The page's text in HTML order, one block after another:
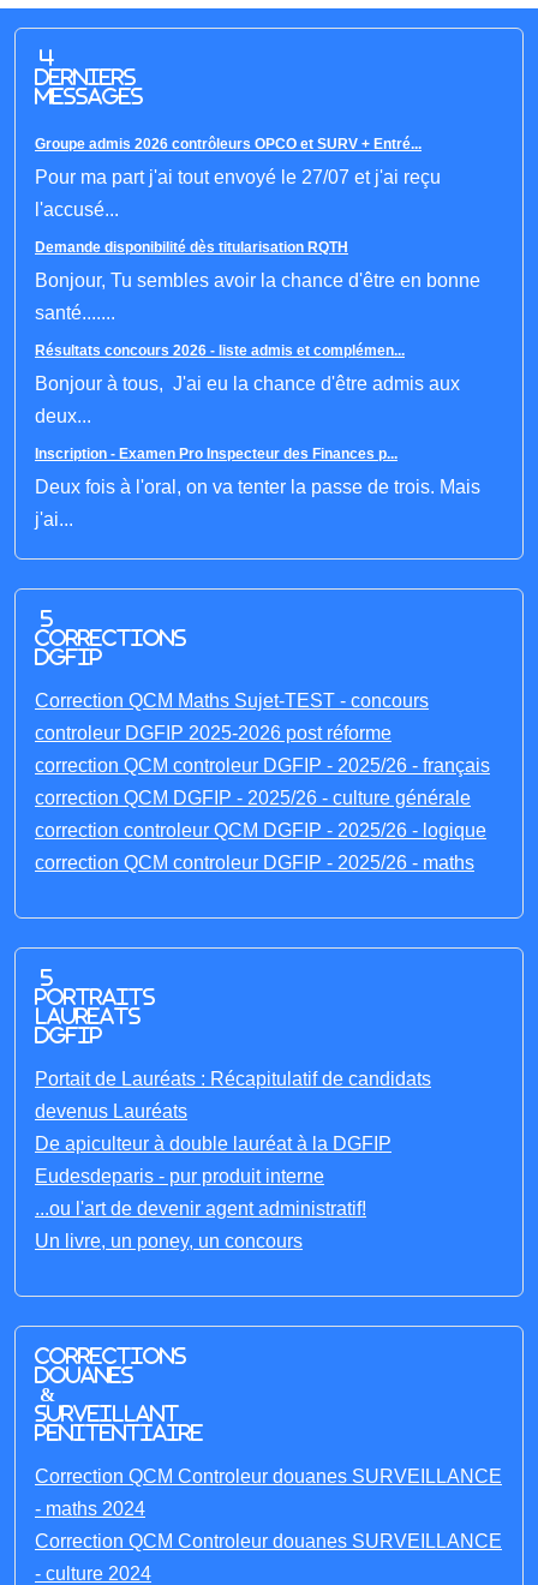
4
derniers
messages
Groupe admis 2026 contrôleurs OPCO et SURV + Entré...
Pour ma part j'ai tout envoyé le 27/07 et j'ai reçu
l'accusé...
Demande disponibilité dès titularisation RQTH
Bonjour, Tu sembles avoir la chance d'être en bonne
santé.......
Résultats concours 2026 - liste admis et complémen...
Bonjour à tous, J'ai eu la chance d'être admis aux
deux...
Inscription - Examen Pro Inspecteur des Finances p...
Deux fois à l'oral, on va tenter la passe de trois. Mais
j'ai...
5
corrections
DGFIP
Correction QCM Maths Sujet-TEST - concours
controleur DGFIP 2025-2026 post réforme
correction QCM controleur DGFIP - 2025/26 - français
correction QCM DGFIP - 2025/26 - culture générale
correction controleur QCM DGFIP - 2025/26 - logique
correction QCM controleur DGFIP - 2025/26 - maths
5
portraits
laureats
DGFIP
Portait de Lauréats : Récapitulatif de candidats
devenus Lauréats
De apiculteur à double lauréat à la DGFIP
Eudesdeparis - pur produit interne
...ou l'art de devenir agent administratif!
Un livre, un poney, un concours
Corrections
Douanes
&
Surveillant
penitentiaire
Correction QCM Controleur douanes SURVEILLANCE
- maths 2024
Correction QCM Controleur douanes SURVEILLANCE
- culture 2024